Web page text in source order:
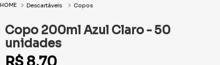
Descartáveis Copos
Copo 200ml Azul Claro - 50
unidades